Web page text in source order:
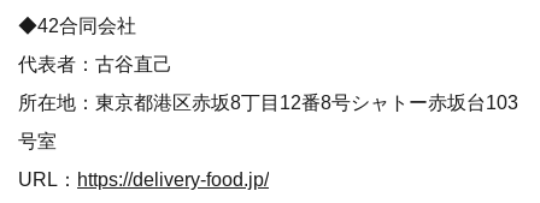
◆42合同会社
代表者：古谷直己
所在地：東京都港区赤坂8丁目12番8号シャトー赤坂台103
号室
URL： https://delivery-food.jp/